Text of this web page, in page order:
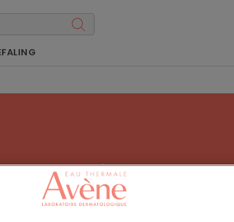
20 solcreme
til mørk hud, der ikke er tilbøjelig til at